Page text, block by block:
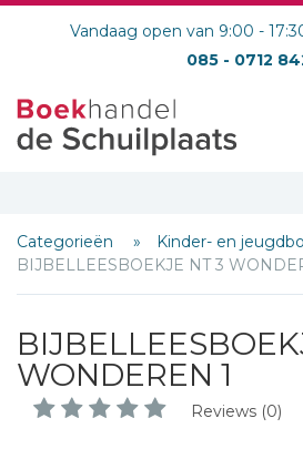
Vandaag open van 9:00 -
085 - 0712
Categorieën
Kinder- en
BIJBELLEESBOEKJE NT 3
WONDEREN 1
Reviews (0)
Sterren
Naam *